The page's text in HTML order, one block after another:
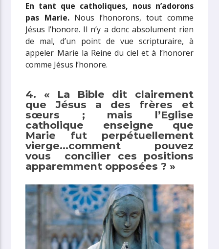
En tant que catholiques, nous n’adorons
pas Marie.Nous l’honorons, tout comme
Jésus l’honore. Il n’y a donc absolument rien
de mal, d’un point de vue scripturaire, à
appeler Marie la Reine du ciel et à l’honorer
comme Jésus l’honore.
4. « La Bible dit clairement
que Jésus a des frères et
sœurs ; mais l’Eglise
catholique enseigne que
Marie fut perpétuellement
vierge…comment pouvez
vous concilier ces positions
apparemment opposées ? »